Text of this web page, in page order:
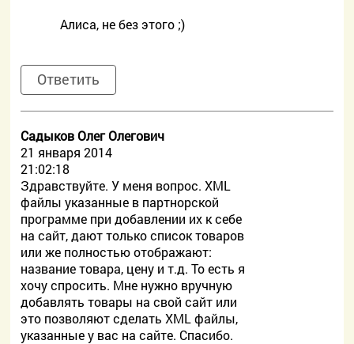
Алиса, не без этого ;)
Ответить
Садыков Олег Олегович
21 января 2014
21:02:18
Здравствуйте. У меня вопрос. XML
файлы указанные в партнорской
программе при добавлении их к себе
на сайт, дают только список товаров
или же полностью отображают:
название товара, цену и т.д. То есть я
хочу спросить. Мне нужно вручную
добавлять товары на свой сайт или
это позволяют сделать XML файлы,
указанные у вас на сайте. Спасибо.